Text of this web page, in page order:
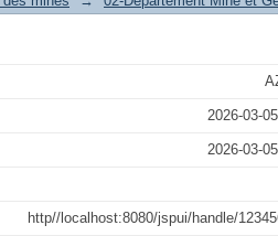
2026-03-
2026-03-
http//localhost:8080/jspui/handle/